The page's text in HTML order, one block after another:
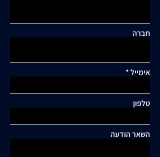
כלואה ובסיכון תחבורתי
תגובות
חברה
אימייל
טלפון
השאר הודעה